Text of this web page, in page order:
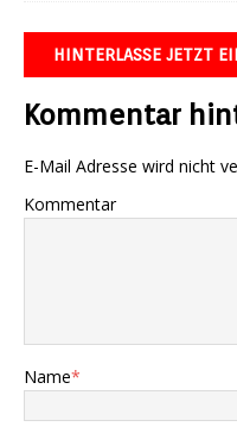
HINTERLASSE JETZT
Kommentar
E-Mail Adresse wird nicht
Kommentar
Name*